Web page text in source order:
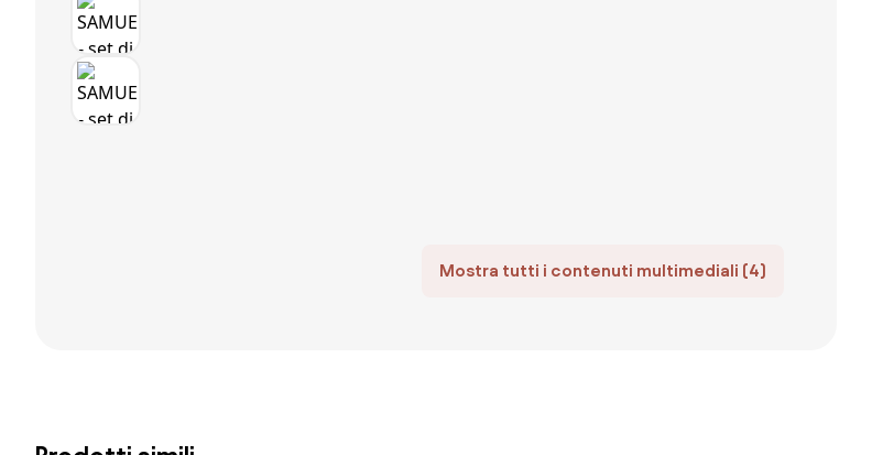
Mostra tutti i contenuti multimediali (4)